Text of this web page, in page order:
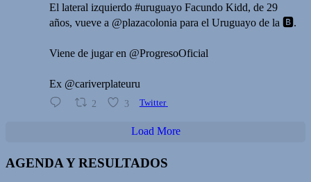
El lateral izquierdo #uruguayo Facundo Kidd, de 29
años, vueve a @plazacolonia para el Uruguayo de la 🅱️.
Viene de jugar en @ProgresoOficial
Ex @cariverplateuru
2 3 Twitter
Load More
AGENDA Y RESULTADOS